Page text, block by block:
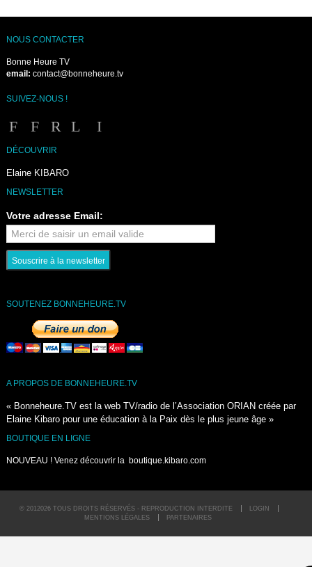
NOUS CONTACTER
Bonne Heure TV
email: contact@bonneheure.tv
SUIVEZ-NOUS !
DÉCOUVRIR
Elaine KIBARO
NEWSLETTER
Votre adresse Email:
SOUTENEZ BONNEHEURE.TV
A PROPOS DE BONNEHEURE.TV
« Bonneheure.TV est la web TV/radio de l’Association ORIAN créée par
Elaine Kibaro pour une éducation à la Paix dès le plus jeune âge »
BOUTIQUE EN LIGNE
NOUVEAU ! Venez découvrir la boutique.kibaro.com
© 2012026 TOUS DROITS RÉSERVÉS - REPRODUCTION INTERDITE
LOGIN
MENTIONS LÉGALES
PARTENAIRES